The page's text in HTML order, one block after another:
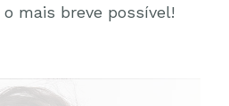
mais breve possível!